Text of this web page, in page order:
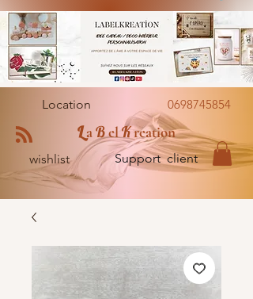
Location 0698745854
LaBelKreation
wishlist Support client